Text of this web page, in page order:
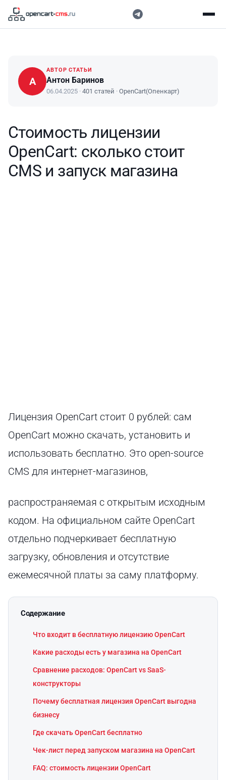
А
АВТОР СТАТЬИ
Антон Баринов
06.04.2025 · 401 статей · OpenCart(Опенкарт)
Стоимость лицензии
OpenCart: сколько стоит
CMS и запуск магазина
Лицензия OpenCart стоит 0 рублей: сам
OpenCart можно скачать, установить и
использовать бесплатно. Это open-source
CMS для интернет-магазинов,
распространяемая с открытым исходным
кодом. На официальном сайте OpenCart
отдельно подчеркивает бесплатную
загрузку, обновления и отсутствие
ежемесячной платы за саму платформу.
Содержание
Что входит в бесплатную лицензию OpenCart
Какие расходы есть у магазина на OpenCart
Сравнение расходов: OpenCart vs SaaS-
конструкторы
Почему бесплатная лицензия OpenCart выгодна
бизнесу
Где скачать OpenCart бесплатно
Чек-лист перед запуском магазина на OpenCart
FAQ: стоимость лицензии OpenCart